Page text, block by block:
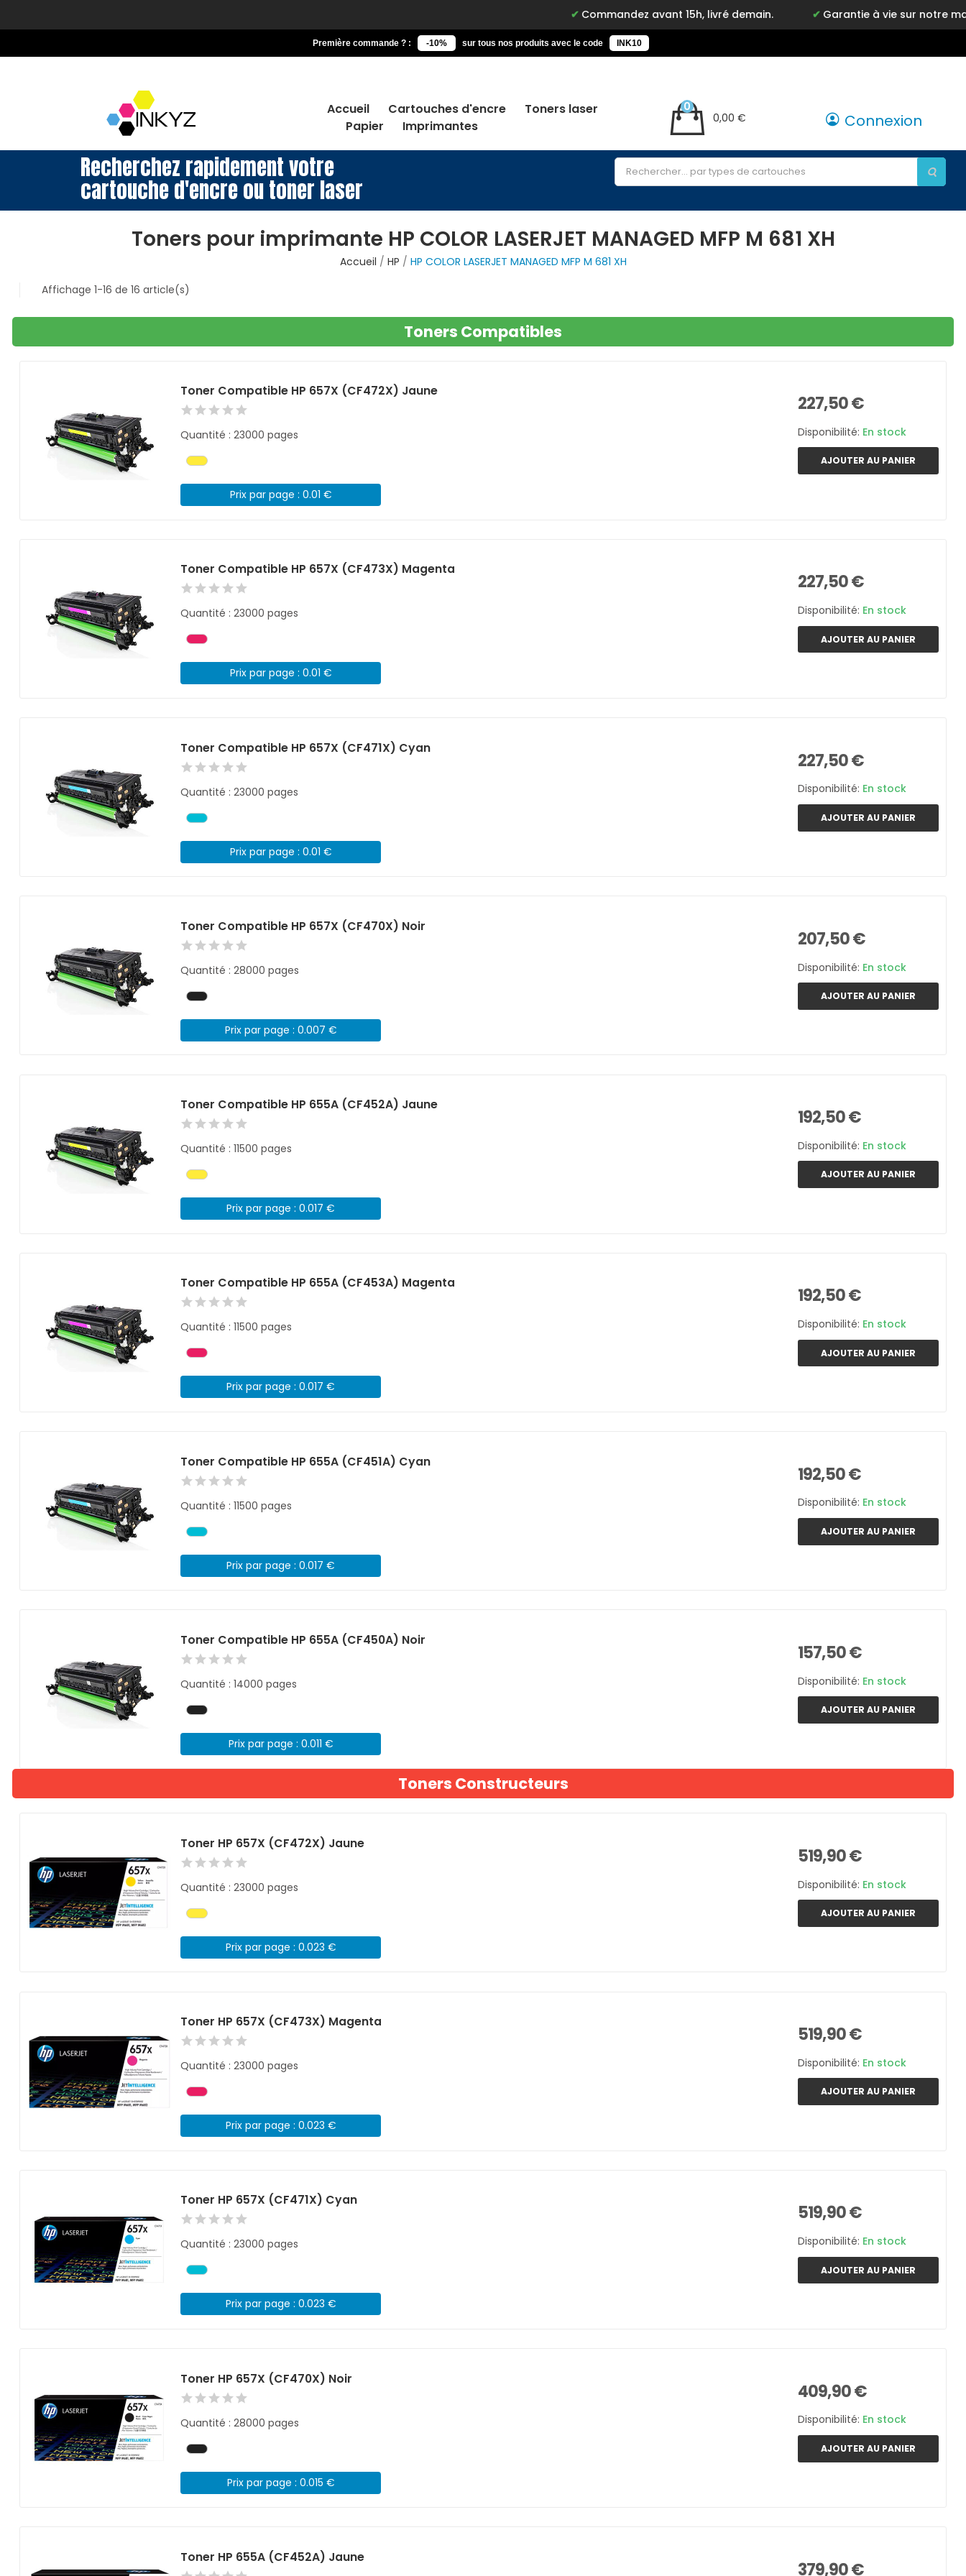
Commandez avant 15h, livré demain. Garantie à vie sur notre marque Inkyz
Première commande ? : -10% sur tous nos produits avec le code INK10
Accueil Cartouches d'encre
Toners laser
Papier
Imprimantes
0,00 €
0
Connexion
Recherchez rapidement votre
cartouche d'encre ou toner laser
Toners pour imprimante HP COLOR LASERJET MANAGED MFP M 681 XH
Accueil HP
HP COLOR LASERJET MANAGED MFP M 681 XH
Affichage 1-16 de 16 article(s)
Toners Compatibles
Toner Compatible HP 657X (CF472X) Jaune
Quantité : 23000 pages
Prix par page : 0.01 €
227,50 €
Disponibilité: En stock
AJOUTER AU PANIER
Toner Compatible HP 657X (CF473X) Magenta
Quantité : 23000 pages
Prix par page : 0.01 €
227,50 €
Disponibilité: En stock
AJOUTER AU PANIER
Toner Compatible HP 657X (CF471X) Cyan
Quantité : 23000 pages
Prix par page : 0.01 €
227,50 €
Disponibilité: En stock
AJOUTER AU PANIER
Toner Compatible HP 657X (CF470X) Noir
Quantité : 28000 pages
Prix par page : 0.007 €
207,50 €
Disponibilité: En stock
AJOUTER AU PANIER
Toner Compatible HP 655A (CF452A) Jaune
Quantité : 11500 pages
Prix par page : 0.017 €
192,50 €
Disponibilité: En stock
AJOUTER AU PANIER
Toner Compatible HP 655A (CF453A) Magenta
Quantité : 11500 pages
Prix par page : 0.017 €
192,50 €
Disponibilité: En stock
AJOUTER AU PANIER
Toner Compatible HP 655A (CF451A) Cyan
Quantité : 11500 pages
Prix par page : 0.017 €
192,50 €
Disponibilité: En stock
AJOUTER AU PANIER
Toner Compatible HP 655A (CF450A) Noir
Quantité : 14000 pages
Prix par page : 0.011 €
157,50 €
Disponibilité: En stock
AJOUTER AU PANIER
Toners Constructeurs
Toner HP 657X (CF472X) Jaune
Quantité : 23000 pages
Prix par page : 0.023 €
519,90 €
Disponibilité: En stock
AJOUTER AU PANIER
Toner HP 657X (CF473X) Magenta
Quantité : 23000 pages
Prix par page : 0.023 €
519,90 €
Disponibilité: En stock
AJOUTER AU PANIER
Toner HP 657X (CF471X) Cyan
Quantité : 23000 pages
Prix par page : 0.023 €
519,90 €
Disponibilité: En stock
AJOUTER AU PANIER
Toner HP 657X (CF470X) Noir
Quantité : 28000 pages
Prix par page : 0.015 €
409,90 €
Disponibilité: En stock
AJOUTER AU PANIER
Toner HP 655A (CF452A) Jaune
379,90 €